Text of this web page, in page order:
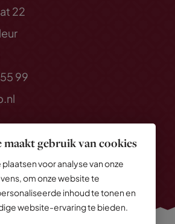
maakt gebruik van cookies
voor analyse van onze
om onze website te
inhoud te tonen en
website-ervaring te bieden.
22
99